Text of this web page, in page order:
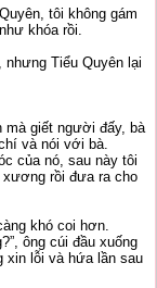
tôi không gám
khóa rồi.
Tiểu Quyên lại
mà giết người đấy, bà
và nói với bà.
của nó, sau này tôi
xương rồi đưa ra cho
khó coi hơn.
ông cúi đầu xuống
xin lỗi và hứa lần sau